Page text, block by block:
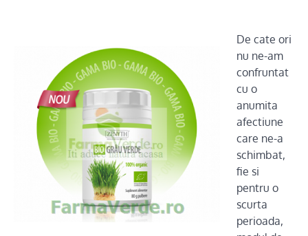
De cate ori
nu ne-am
confruntat
cu o
anumita
afectiune
care ne-a
schimbat,
fie si
pentru o
scurta
perioada,